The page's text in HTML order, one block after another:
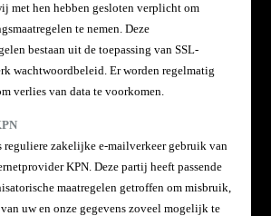
met hen hebben gesloten verplicht om
te nemen. Deze
bestaan uit de toepassing van SSL-
wachtwoordbeleid. Er worden regelmatig
verlies van data te voorkomen.
reguliere zakelijke e-mailverkeer gebruik van
KPN. Deze partij heeft passende
maatregelen getroffen om misbruik,
uw en onze gegevens zoveel mogelijk te